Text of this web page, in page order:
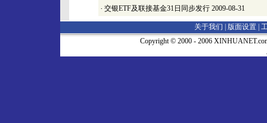
· 交银ETF及联接基金31日同步发行 2009-08-31
关于我们 | 版面设置
Copyright © 2000 - 2006